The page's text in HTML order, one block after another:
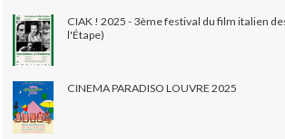
CIAK ! 2025 - 3ème festival du film italien
l'Étape)
CINEMA PARADISO LOUVRE 2025